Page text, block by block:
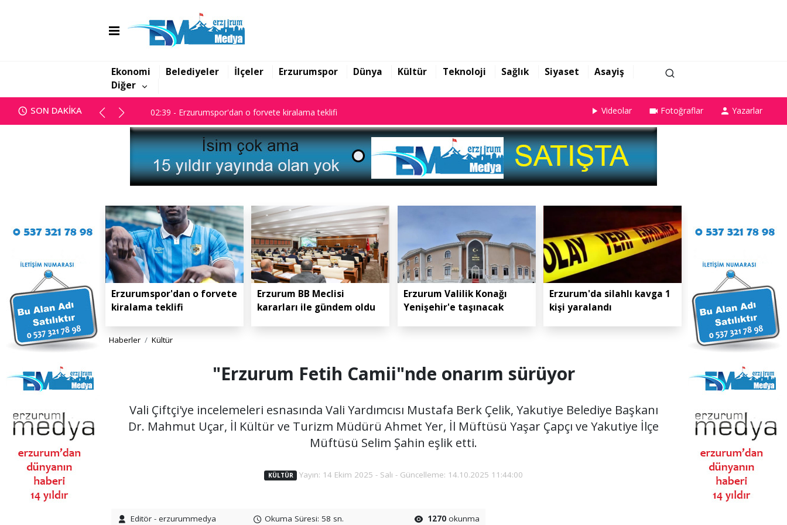
Ekonomi Belediyeler İlçeler Erzurumspor Dünya Kültür Teknoloji Sağlık Siyaset
Asayiş
Diğer
SON DAKİKA
01:47 - Erzurum BB Meclisi kararları ile gündem oldu
02:39 - Erzurumspor'dan o forvete kiralama teklifi
02:39 - Erzurumspor'dan o forvete kiralama teklifi Videolar Fotoğraflar Yazarlar
Erzurumspor'dan o forvete
kiralama teklifi
Erzurum BB Meclisi
kararları ile gündem oldu
Erzurum Valilik Konağı
Yenişehir'e taşınacak
Erzurum'da silahlı kavga 1
kişi yaralandı
Haberler Kültür
"Erzurum Fetih Camii"nde onarım sürüyor
Vali Çiftçi'ye incelemeleri esnasında Vali Yardımcısı Mustafa Berk Çelik, Yakutiye Belediye Başkanı
Dr. Mahmut Uçar, İl Kültür ve Turizm Müdürü Ahmet Yer, İl Müftüsü Yaşar Çapçı ve Yakutiye İlçe
Müftüsü Selim Şahin eşlik etti.
KÜLTÜR Yayın: 14 Ekim 2025 - Salı - Güncelleme: 14.10.2025 11:44:00
Editör - erzurummedya Okuma Süresi: 58 sn. 1270 okunma